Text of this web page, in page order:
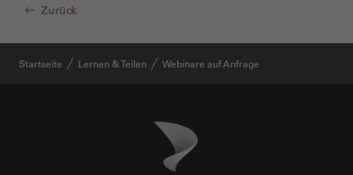
Zurück
Startseite Lernen & Teilen Webinare auf Anfrage
Danaher Logo